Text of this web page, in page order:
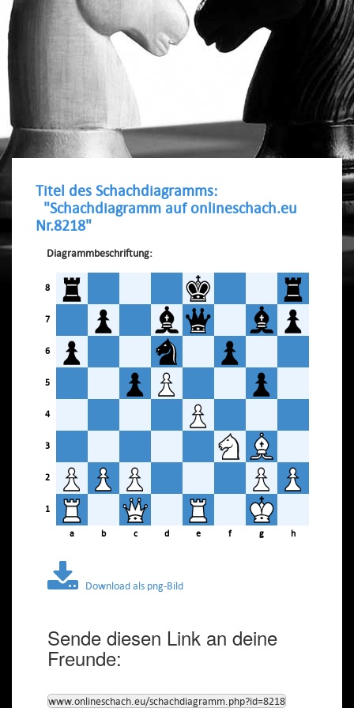
Titel des Schachdiagramms:
"Schachdiagramm auf onlineschach.eu
Nr.8218"
Diagrammbeschriftung:
8
7
6
5
4
3
2
1
a b c d e f g h
Download als png-Bild
Sende diesen Link an deine
Freunde:
www.onlineschach.eu/schachdiagramm.php?id=8218